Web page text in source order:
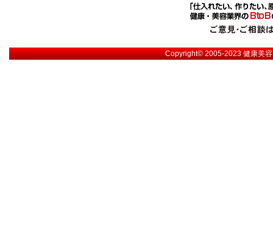
Copyright© 2005-2023健康美